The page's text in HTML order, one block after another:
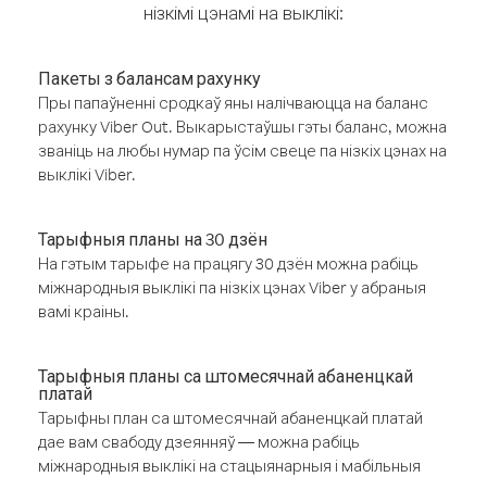
нізкімі цэнамі на выклікі:
Пакеты з балансам рахунку
Пры папаўненні сродкаў яны налічваюцца на баланс
рахунку Viber Out. Выкарыстаўшы гэты баланс, можна
званіць на любы нумар па ўсім свеце па нізкіх цэнах на
выклікі Viber.
Тарыфныя планы на 30 дзён
На гэтым тарыфе на працягу 30 дзён можна рабіць
міжнародныя выклікі па нізкіх цэнах Viber у абраныя
вамі краіны.
Тарыфныя планы са штомесячнай абаненцкай
платай
Тарыфны план са штомесячнай абаненцкай платай
дае вам свабоду дзеянняў — можна рабіць
міжнародныя выклікі на стацыянарныя і мабільныя